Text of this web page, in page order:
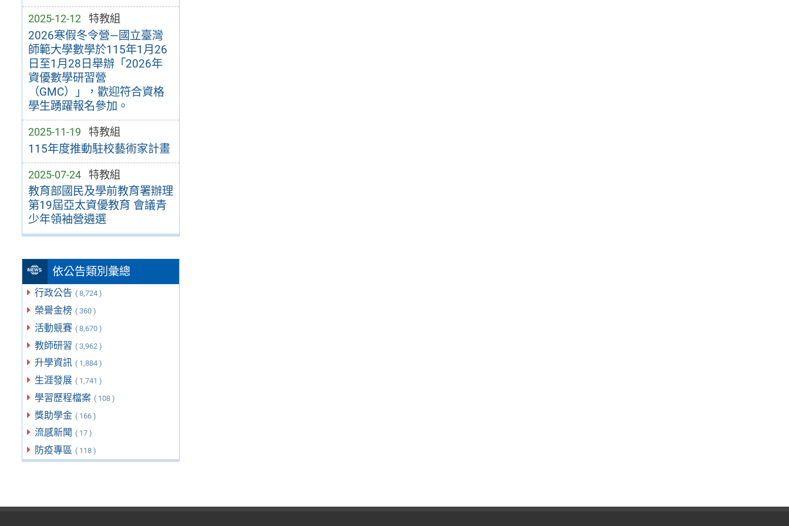
2025-12-12 特教組
2026寒假冬令營—國立臺灣
師範大學數學於115年1月26
日至1月28日舉辦「2026年
資優數學研習營
（GMC）」，歡迎符合資格
學生踴躍報名參加。
2025-11-19 特教組
115年度推動駐校藝術家計畫
2025-07-24 特教組
教育部國民及學前教育署辦理
第19屆亞太資優教育 會議青
少年領袖營遴選
依公告類別彙總
行政公告 ( 8,724 )
榮譽金榜 ( 360 )
活動競賽 ( 8,670 )
教師研習 ( 3,962 )
升學資訊 ( 1,884 )
生涯發展 ( 1,741 )
學習歷程檔案 ( 108 )
獎助學金 ( 166 )
流感新聞 ( 17 )
防疫專區 ( 118 )